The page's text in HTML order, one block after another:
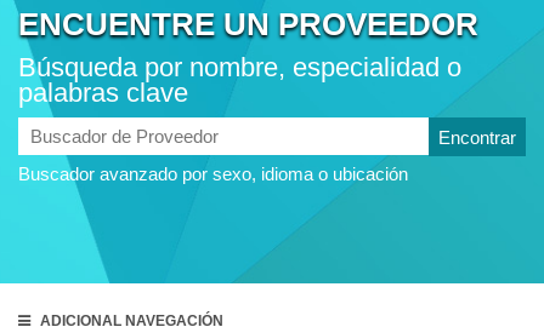
ENCUENTRE UN PROVEEDOR
Búsqueda por nombre, especialidad o
palabras clave
Buscador
de
Proveedor
Buscador avanzado por sexo, idioma o ubicación
ADICIONAL NAVEGACIÓN